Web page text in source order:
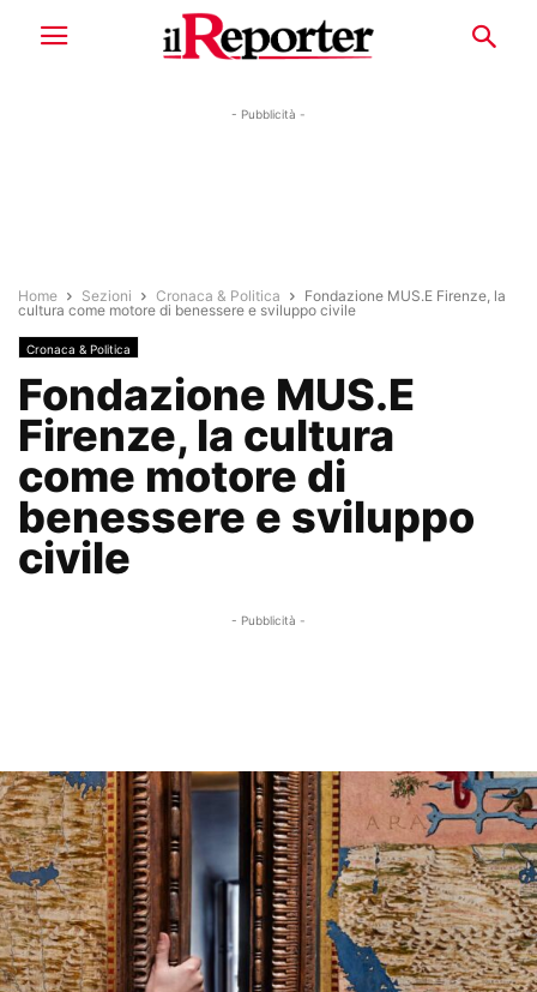
- Pubblicità -
Home Sezioni Cronaca & Politica
Fondazione MUS.E Firenze, la
cultura come motore di benessere e sviluppo civile
Cronaca & Politica
Fondazione MUS.E
Firenze, la cultura
come motore di
benessere e sviluppo
civile
- Pubblicità -